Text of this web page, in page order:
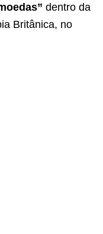
dentro da
Britânica, no